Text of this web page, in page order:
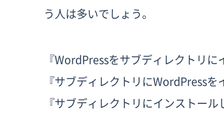
う人は多いでしょう。
『WordPressをサブディレクトリ
『サブディレクトリにWordPress
『サブディレクトリにインストール